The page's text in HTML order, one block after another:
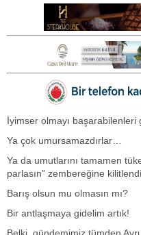
İyimser olmayı
Ya çok umursamazdırlar…
Ya da umutlarını tamamen
parlasın” zembereğine
Barış olsun mu olmasın mı?
Bir antlaşmaya gidelim artık!
Belki, gündemimiz tümden